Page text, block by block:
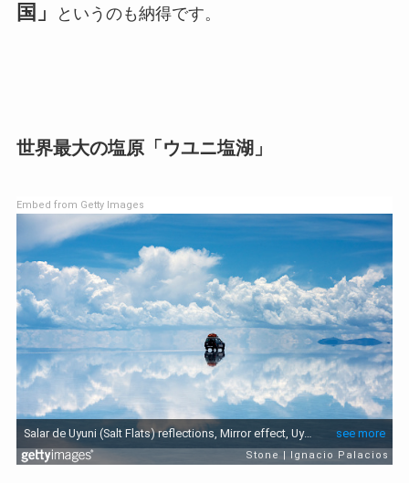
国」
というのも納得です。
世界最大の塩原「ウユニ塩湖」
Embed from Getty Images